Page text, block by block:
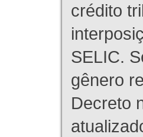
crédito
SELIC.
gênero
Decreto